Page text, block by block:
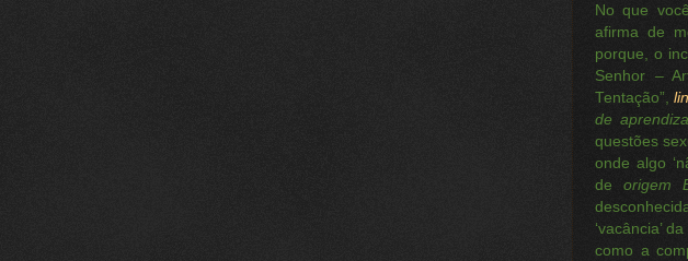
No que
afirma de
porque, o
Senhor –
Tentação”,
de
questões
onde algo
de origem
‘vacância’
como a